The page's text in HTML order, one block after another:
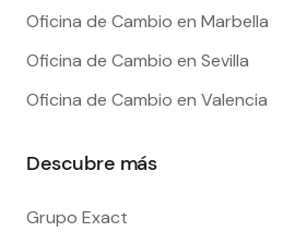
Oficina de Cambio en Marbella
Oficina de Cambio en Sevilla
Oficina de Cambio en Valencia
Descubre más
Grupo Exact